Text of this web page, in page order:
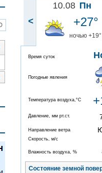
<
10.08 Пн
+27°
ночью +19°
Время суток
Погодные явления
Температура воздуха,°C
Давление, мм рт.ст.
Направление ветра
Скорость, м/с
Влажность воздуха, %
Состояние земной